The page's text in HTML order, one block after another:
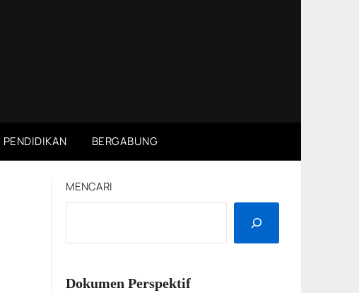
PENDIDIKAN BERGABUNG
MENCARI
Dokumen Perspektif